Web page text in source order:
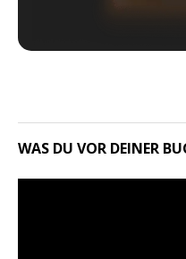
WAS DU VOR DEINER